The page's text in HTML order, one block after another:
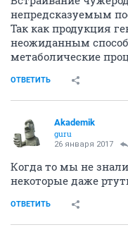
непредсказуемым
Так как продукция
неожиданным
метаболические
ОТВЕТИТЬ
Akademik
guru
26 января 2017
Когда то мы не
некоторые даже
ОТВЕТИТЬ